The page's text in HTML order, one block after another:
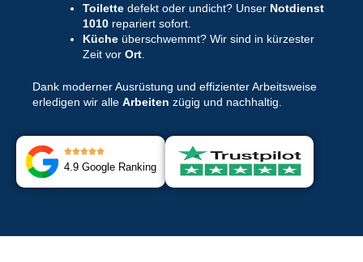
Toilette defekt oder undicht? Unser Notdienst
1010 repariert sofort.
Küche überschwemmt? Wir sind in kürzester
Zeit vor Ort
Dank moderner Ausrüstung und effizienter Arbeitsweise
erledigen wir alle Arbeiten zügig und nachhaltig.
4.9 Google Ranking